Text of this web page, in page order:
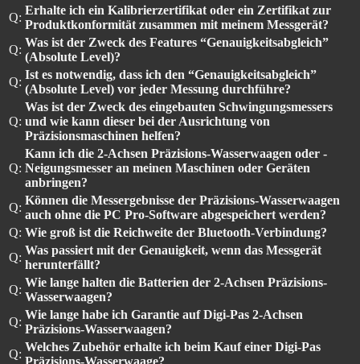
Q:
Erhalte ich ein Kalibrierzertifikat oder ein Zertifikat zur
Produktkonformität zusammen mit meinem Messgerät?
Q:
Was ist der Zweck des Features “Genauigkeitsabgleich”
(Absolute Level)?
Q:
Ist es notwendig, dass ich den “Genauigkeitsabgleich”
(Absolute Level) vor jeder Messung durchführe?
Q:
Was ist der Zweck des eingebauten Schwingungsmessers
und wie kann dieser bei der Ausrichtung von
Präzisionsmaschinen helfen?
Q:
Kann ich die 2-Achsen Präzisions-Wasserwaagen oder -
Neigungsmesser an meinen Maschinen oder Geräten
anbringen?
Q:
Können die Messergebnisse der Präzisions-Wasserwaagen
auch ohne die PC Pro-Software abgespeichert werden?
Q: Wie groß ist die Reichweite der Bluetooth-Verbindung?
Q:
Was passiert mit der Genauigkeit, wenn das Messgerät
herunterfällt?
Q:
Wie lange halten die Batterien der 2-Achsen Präzisions-
Wasserwaagen?
Q:
Wie lange habe ich Garantie auf Digi-Pas 2-Achsen
Präzisions-Wasserwaagen?
Q:
Welches Zubehör erhalte ich beim Kauf einer Digi-Pas
Präzisions-Wasserwaage?